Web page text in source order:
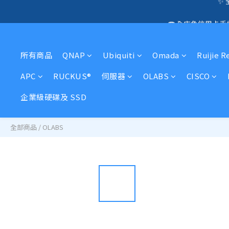
☎️ 全店免信用卡手
所有商品 QNAP Ubiquiti Omada
Ruijie
APC
RUCKUS® 伺服器 OLABS CISCO
企業級硬碟及 SSD
全部商品 / OLABS